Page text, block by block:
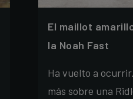
El maillot
la Noah Fast
Ha vuelto a
más sobre una